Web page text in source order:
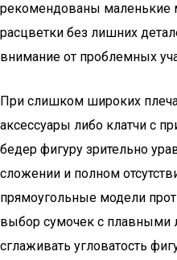
рекомендованы маленькие
расцветки без лишних
внимание от проблемных
При слишком широких
аксессуары либо клатчи с
бедер фигуру зрительно
сложении и полном
прямоугольные модели
выбор сумочек с плавными
сглаживать угловатость